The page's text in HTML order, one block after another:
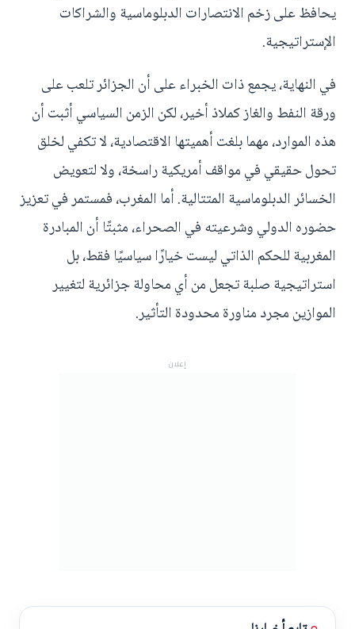
يحافظ على زخم الانتصارات الدبلوماسية والشراكات
الإستراتيجية.
في النهاية، يجمع ذات الخبراء على أن الجزائر تلعب على
ورقة النفط والغاز كملاذ أخير، لكن الزمن السياسي أثبت أن
هذه الموارد، مهما بلغت أهميتها الاقتصادية، لا تكفي لخلق
تحول حقيقي في مواقف أمريكية راسخة، ولا لتعويض
الخسائر الدبلوماسية المتتالية. أما المغرب، فمستمر في تعزيز
حضوره الدولي وشرعيته في الصحراء، مثبتًا أن المبادرة
المغربية للحكم الذاتي ليست خيارًا سياسيًا فقط، بل
استراتيجية صلبة تجعل من أي محاولة جزائرية لتغيير
الموازين مجرد مناورة محدودة التأثير.
إعلان